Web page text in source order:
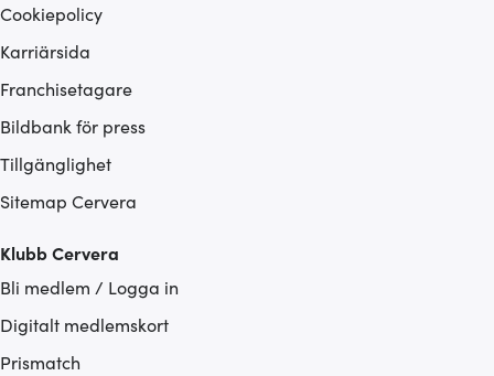
Cookiepolicy
Karriärsida
Franchisetagare
Bildbank för press
Tillgänglighet
Sitemap Cervera
Klubb Cervera
Bli medlem / Logga in
Digitalt medlemskort
Prismatch